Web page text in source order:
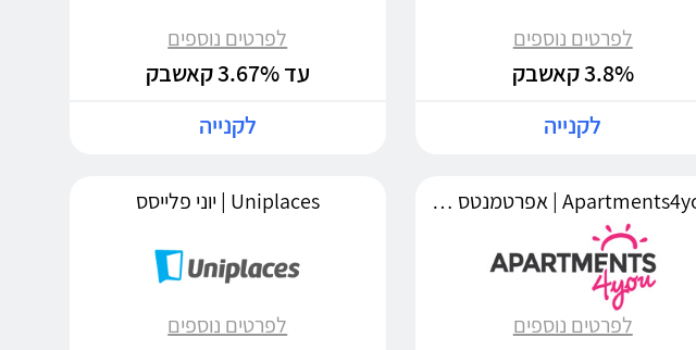
לפרטים נוספים
3.8% קאשבק
לקנייה
לפרטים נוספים
עד 3.67% קאשבק
לקנייה
Apartments4you | אפרטמנטס 4 יו
לפרטים נוספים
Uniplaces | יוני פלייסס
לפרטים נוספים